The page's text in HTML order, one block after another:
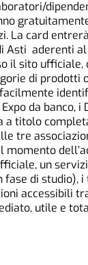
La card
Asti aderenti
il sito ufficiale,
di prodotti
da banco, i
a titolo
tre
momento
un
fase di studio),
accessibili
utile e